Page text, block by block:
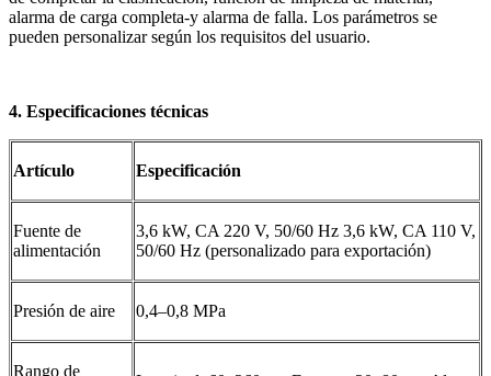
alarma de carga completa-y alarma de falla. Los parámetros se
pueden personalizar según los requisitos del usuario.
4. Especificaciones técnicas
Artículo Especificación
Fuente de
alimentación
3,6 kW, CA 220 V, 50/60 Hz 3,6 kW, CA 110 V,
50/60 Hz (personalizado para exportación)
Presión de aire 0,4–0,8 MPa
Rango de